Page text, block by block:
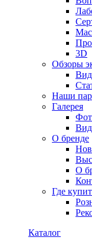
3D
Обзоры
Наши
Галерея
О бренде
О
Где
Каталог